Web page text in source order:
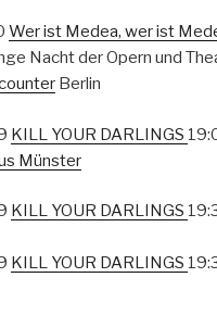
Wer ist Medea, wer ist
Nacht der Opern und
Berlin
KILL YOUR DARLINGS
Münster
KILL YOUR DARLINGS
KILL YOUR DARLINGS